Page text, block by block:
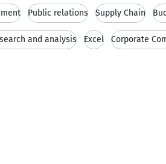
Public relations Supply Chain
and analysis Excel Corporate